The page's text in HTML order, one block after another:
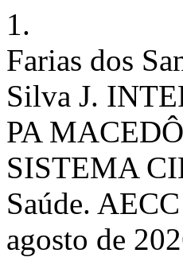
1.
Farias dos
Silva J.
PA
SISTEMA
Saúde.
agosto de